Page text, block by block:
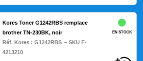
Kores Toner G1242RBS remplace
brother TN-230BK, noir
Réf. Kores : G1242RBS – SKU F-
4213210
EN STOCK